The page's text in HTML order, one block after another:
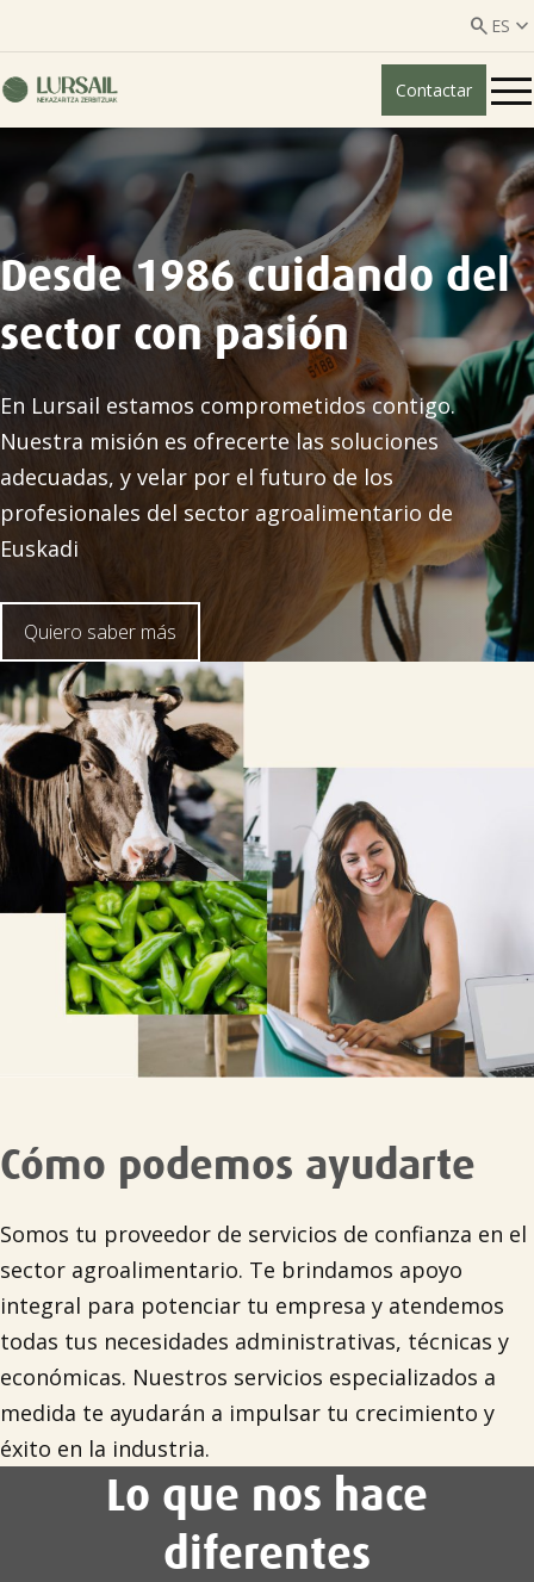
 ES 
ES
EU
Quiénes somos
Guía transparencia 
Servicios ganadería
Entidades asociadas
Tablón de anuncios
Lursail Market
Contactar
Desde 1986 cuidando del
sector con pasión
En Lursail estamos comprometidos contigo.
Nuestra misión es ofrecerte las soluciones
adecuadas, y velar por el futuro de los
profesionales del sector agroalimentario de
Euskadi
Quiero saber más
Cómo podemos ayudarte
Somos tu proveedor de servicios de confianza en el
sector agroalimentario. Te brindamos apoyo
integral para potenciar tu empresa y atendemos
todas tus necesidades administrativas, técnicas y
económicas. Nuestros servicios especializados a
medida te ayudarán a impulsar tu crecimiento y
éxito en la industria.
Lo que nos hace
diferentes